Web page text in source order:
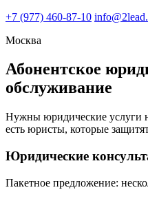
+7 (977) 460-87-10
Москва
Абонентское
обслуживание
Нужны юридические услуги
есть юристы, которые
Юридические
Пакетное предложение: